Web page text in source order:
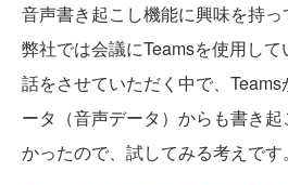
音声書き起こし機能に興味を持っ
弊社では会議にTeamsを使用し
話をさせていただく中で、
ータ（音声データ）からも書き
かったので、試してみる考えです。